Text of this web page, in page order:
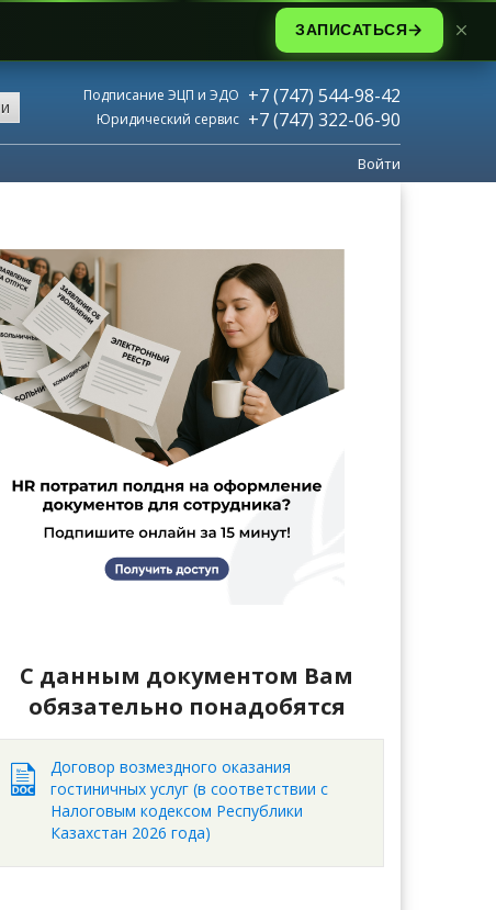
Подписание ЭЦП и ЭДО +7 (747) 544-98-42
Юридический сервис +7 (747) 322-06-90
Войти
С данным документом Вам
обязательно понадобятся
Договор возмездного оказания
гостиничных услуг (в соответствии с
Налоговым кодексом Республики
Казахстан 2026 года)
ЗАПИСАТЬСЯ